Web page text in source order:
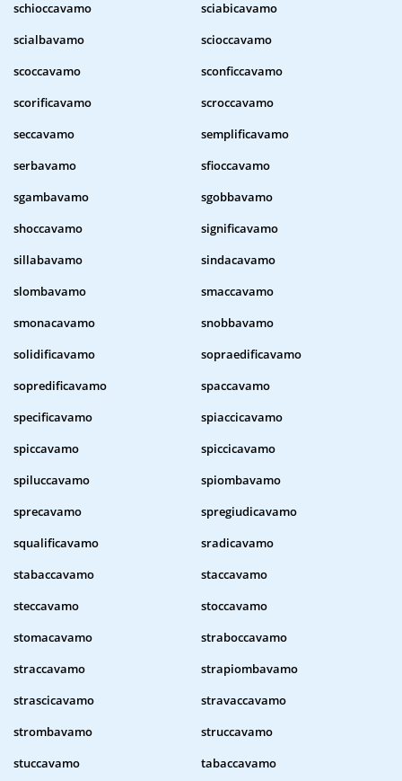
schioccavamo
sciabicavamo
scialbavamo
scioccavamo
scoccavamo
sconficcavamo
scorificavamo
scroccavamo
seccavamo
semplificavamo
serbavamo
sfioccavamo
sgambavamo
sgobbavamo
shoccavamo
significavamo
sillabavamo
sindacavamo
slombavamo
smaccavamo
smonacavamo
snobbavamo
solidificavamo
sopraedificavamo
sopredificavamo
spaccavamo
specificavamo
spiaccicavamo
spiccavamo
spiccicavamo
spiluccavamo
spiombavamo
sprecavamo
spregiudicavamo
squalificavamo
sradicavamo
stabaccavamo
staccavamo
steccavamo
stoccavamo
stomacavamo
straboccavamo
straccavamo
strapiombavamo
strascicavamo
stravaccavamo
strombavamo
struccavamo
stuccavamo
tabaccavamo